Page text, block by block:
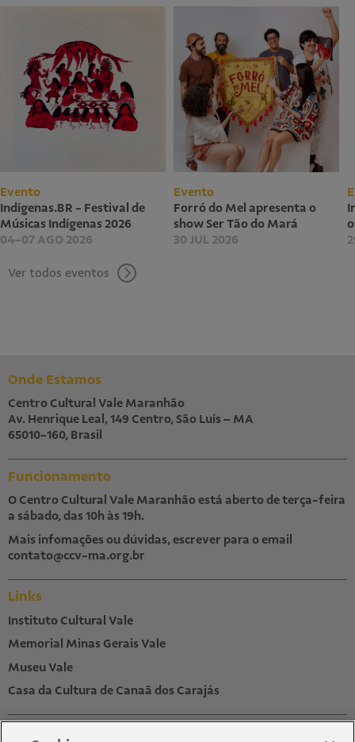
Evento
Indígenas.BR - Festival de
Músicas Indígenas 2026
04–07 AGO 2026
Evento
Forró do Mel apresenta o
show Ser Tão do Mará
30 JUL 2026
Ver todos eventos
Onde Estamos
Centro Cultural Vale Maranhão
Av. Henrique Leal, 149 Centro, São Luís – MA
65010-160, Brasil
Funcionamento
O Centro Cultural Vale Maranhão está aberto de terça-feira
a sábado, das 10h às 19h.
Mais infomações ou dúvidas, escrever para o email
contato@ccv-ma.org.br
Links
Instituto Cultural Vale
Memorial Minas Gerais Vale
Museu Vale
Casa da Cultura de Canaã dos Carajás